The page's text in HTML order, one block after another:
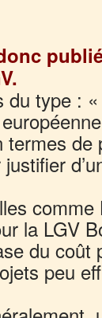
du type :
termes de
la LGV
du coût
peu